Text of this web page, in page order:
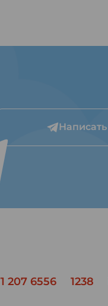
Написать
207 6556 1238